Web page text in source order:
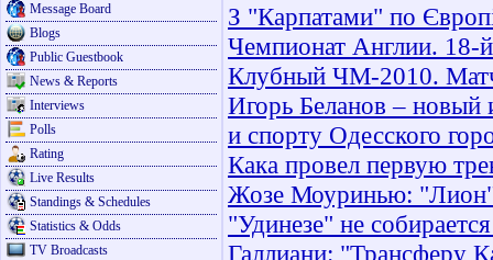
Message Board
Blogs
Public Guestbook
News & Reports
Interviews
Polls
Rating
Live Results
Standings & Schedules
Statistics & Odds
TV Broadcasts
З "Карпатами" по
Чемпионат Англии. 18-
Клубный ЧМ-2010.
Игорь Беланов – новый
и спорту Одесского
Кака провел первую
Жозе Моуринью:
"Удинезе" не
Галлиани: "Трансферу